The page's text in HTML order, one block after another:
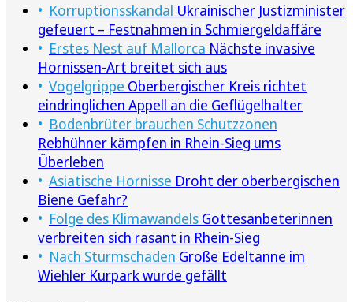
Korruptionsskandal Ukrainischer Justizminister
gefeuert – Festnahmen in Schmiergeldaffäre
Erstes Nest auf Mallorca Nächste invasive
Hornissen-Art breitet sich aus
Vogelgrippe Oberbergischer Kreis richtet
eindringlichen Appell an die Geflügelhalter
Bodenbrüter brauchen Schutzzonen
Rebhühner kämpfen in Rhein-Sieg ums
Überleben
Asiatische Hornisse Droht der oberbergischen
Biene Gefahr?
Folge des Klimawandels Gottesanbeterinnen
verbreiten sich rasant in Rhein-Sieg
Nach Sturmschaden Große Edeltanne im
Wiehler Kurpark wurde gefällt